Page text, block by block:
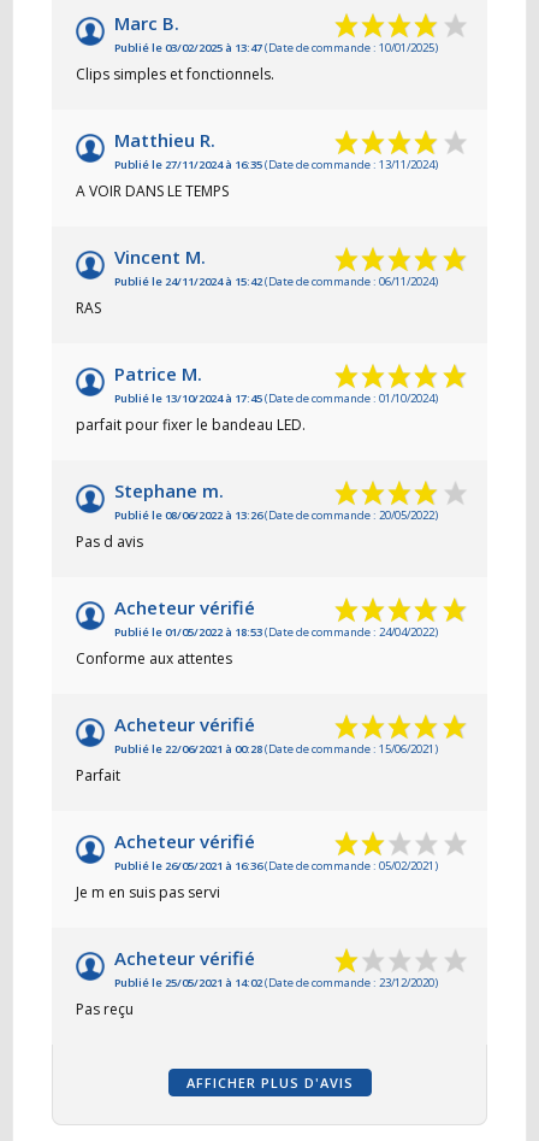
Marc B.
Publié le 03/02/2025 à 13:47(Date de commande : 10/01/2025)
Clips simples et fonctionnels.
Matthieu R.
Publié le 27/11/2024 à 16:35(Date de commande : 13/11/2024)
A VOIR DANS LE TEMPS
Vincent M.
Publié le 24/11/2024 à 15:42(Date de commande : 06/11/2024)
RAS
Patrice M.
Publié le 13/10/2024 à 17:45(Date de commande : 01/10/2024)
parfait pour fixer le bandeau LED.
Stephane m.
Publié le 08/06/2022 à 13:26(Date de commande : 20/05/2022)
Pas d avis
Acheteur vérifié
Publié le 01/05/2022 à 18:53(Date de commande : 24/04/2022)
Conforme aux attentes
Acheteur vérifié
Publié le 22/06/2021 à 00:28(Date de commande : 15/06/2021)
Parfait
Acheteur vérifié
Publié le 26/05/2021 à 16:36(Date de commande : 05/02/2021)
Je m en suis pas servi
Acheteur vérifié
Publié le 25/05/2021 à 14:02(Date de commande : 23/12/2020)
Pas reçu
AFFICHER PLUS D'AVIS